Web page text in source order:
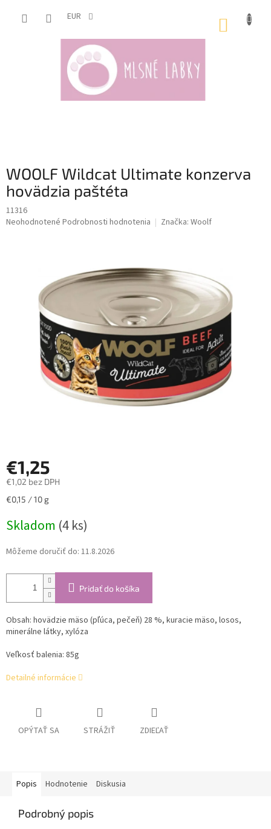
EUR
WOOLF Wildcat Ultimate konzerva
hovädzia paštéta
11316
Priemerné
hviezdičiek.
Neohodnotené Podrobnosti hodnotenia Značka: Woolf
€1,25
€1,02 bez DPH
Jednotková
€0,15 / 10 g
Skladom (4 ks)
Môžeme doručiť do: 11.8.2026
Pridať do košíka
Obsah: hovädzie mäso (pľúca, pečeň) 28 %, kuracie mäso, losos,
minerálne látky, xylóza
Veľkosť balenia: 85g
Detailné informácie
OPÝTAŤ SA STRÁŽIŤ ZDIEĽAŤ
Popis Hodnotenie Diskusia
Podrobný popis